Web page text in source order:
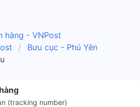
hàng - VNPost
Bưu cục - Phú Yên
(tracking number)